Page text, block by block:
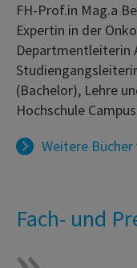
FH-Prof.in Mag.a
Expertin in der
Departmentleiterin
(Bachelor), Lehre
Hochschule
Weitere Bücher
Fach- und